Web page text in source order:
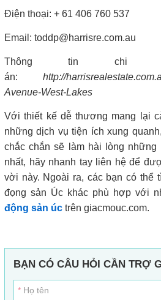
Điện thoại: + 61 406 760 537
Email: toddp@harrisre.com.au
Thông tin chi
án: http://
Avenue-West-Lakes
Với thiết kế dễ thương mang lại
những dịch vụ tiện ích xung
chắc chắn sẽ làm hài lòng
nhất, hãy nhanh tay liên hệ để
vời này. Ngoài ra, các bạn có thể
đọng sản Úc khác phù hợp với
động sản úc trên giacmouc.com.
BẠN CÓ CÂU HỎI CẦN TRỢ
Họ tên